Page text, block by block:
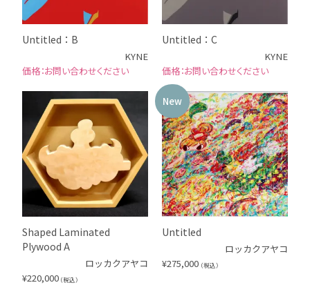
Untitled：B
KYNE
お問い合わせください
Untitled：C
KYNE
お問い合わせください
Shaped Laminated
Plywood A
ロッカクアヤコ
¥220,000 （税込）
New
Untitled
ロッカクアヤコ
¥275,000 （税込）